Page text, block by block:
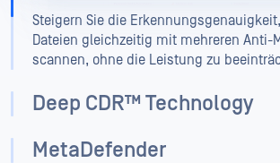
Steigern Sie die
Dateien gleichzeitig mit mehreren Anti-
scannen, ohne die Leistung zu
Deep CDR™ Technology
MetaDefender